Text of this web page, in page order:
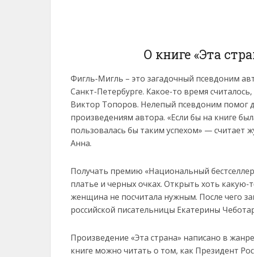
О книге «Эта
Фигль-Мигль – это загадочный псевдоним
Санкт-Петербурге. Какое-то время
Виктор Топоров. Нелепый псевдоним помог
произведениям автора. «Если бы на книге
пользовалась бы таким успехом» — считает
Анна.
Получать премию «Национальный
платье и черных очках. Открыть хоть
женщина не посчитала нужным. После чего
российской писательницы Екатерины
Произведение «Эта страна» написано в
книге можно читать о том, как Президент